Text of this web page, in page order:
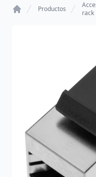
Productos
rack